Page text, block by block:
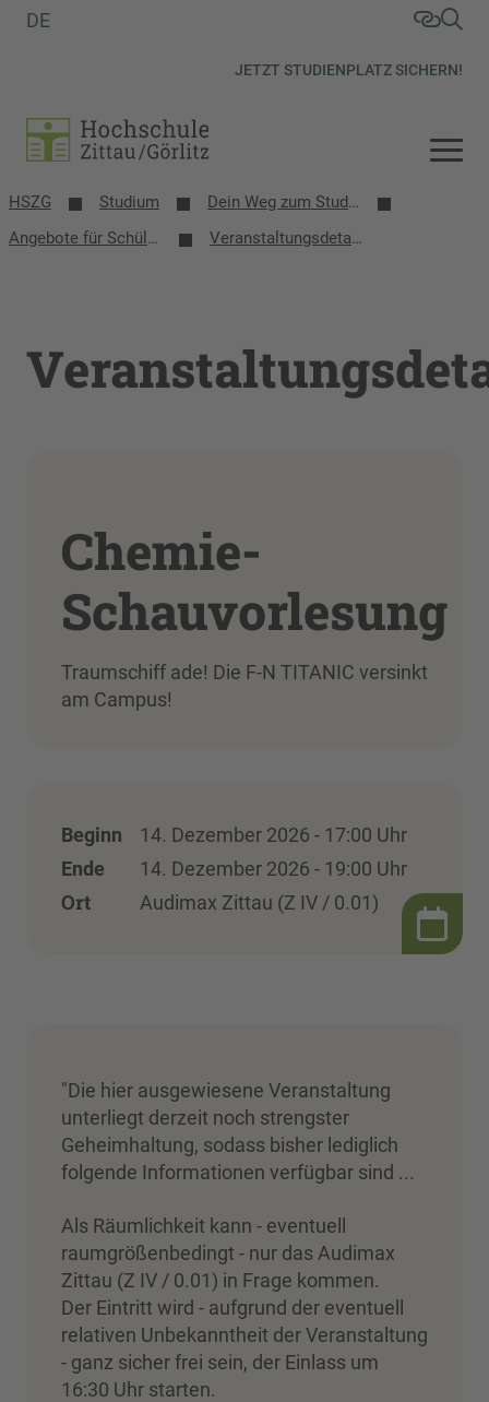
JETZT STUDIENPLATZ SICHERN!
DE
HSZG Studium
Dein Weg zum Studium
Angebote für Schülerinnen, Schüler und Schulen
Veranstaltungsdetails
Chemie-
Schauvorlesung
Traumschiff ade! Die F-N TITANIC versinkt
am Campus!
Beginn
14. Dezember 2026 - 17:00 Uhr
Ende
14. Dezember 2026 - 19:00 Uhr
Ort Audimax Zittau (Z IV / 0.01)
"Die hier ausgewiesene Veranstaltung
unterliegt derzeit noch strengster
Geheimhaltung, sodass bisher lediglich
folgende Informationen verfügbar sind ...
Als Räumlichkeit kann - eventuell
raumgrößenbedingt - nur das Audimax
Zittau (Z IV / 0.01) in Frage kommen.
Der Eintritt wird - aufgrund der eventuell
relativen Unbekanntheit der Veranstaltung
- ganz sicher frei sein, der Einlass um
16:30 Uhr starten.